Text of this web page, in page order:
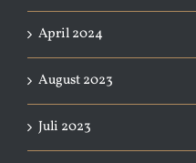
April 2024
August 2023
Juli 2023